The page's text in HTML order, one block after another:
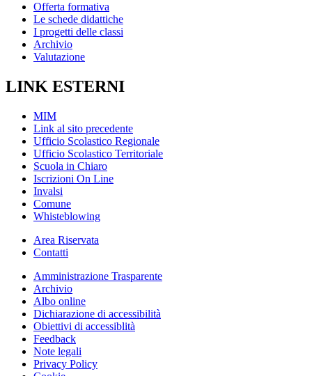
Offerta formativa
Le schede didattiche
I progetti delle classi
Archivio
Valutazione
LINK ESTERNI
MIM
Link al sito precedente
Ufficio Scolastico Regionale
Ufficio Scolastico Territoriale
Scuola in Chiaro
Iscrizioni On Line
Invalsi
Comune
Whisteblowing
Area Riservata
Contatti
Amministrazione Trasparente
Archivio
Albo online
Dichiarazione di accessibilità
Obiettivi di accessiblità
Feedback
Note legali
Privacy Policy